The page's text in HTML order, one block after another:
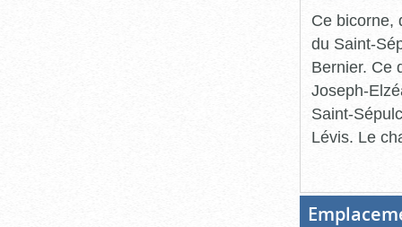
Ce bicorne,
du Saint-
Bernier. Ce
Joseph-
Saint-
Lévis. Le